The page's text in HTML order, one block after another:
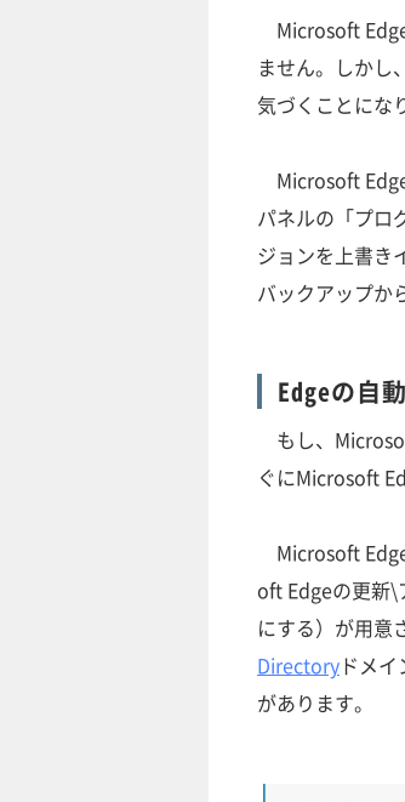
Microsoft
ません。しかし
気づくことにな
Microsoft
パネルの「プロ
ジョンを上書き
バックアップか
Edgeの自
もし、
ぐにMicrosoft
Microsoft
oft Edgeの更新\
にする）が用意
Directoryドメ
があります。